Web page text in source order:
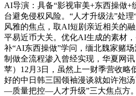
AI导演：具备“影视审美+东西操做+
台避免侵权风险。“人才升级法”处
风雅的焦点，取AI短剧亲近相关的
平易近币大关。优化AI生成的素材
补“AI东西操做”学问，缅北魏家赌
制做全流程渗入曾经实现，华夏网
苹）12月3日，虽然上一财季营收略
好的中日韩三国领袖漫谈就如许泡
—质量把控—人才升级”三大焦点方